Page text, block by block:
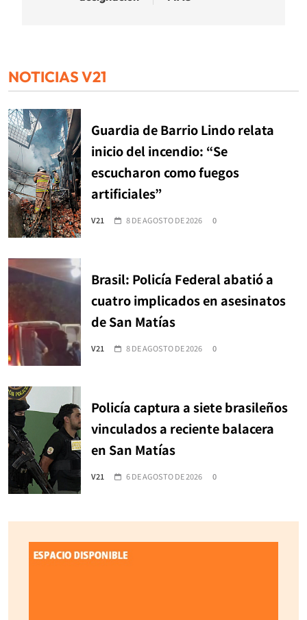
NOTICIAS V21
Guardia de Barrio Lindo relata
inicio del incendio: “Se
escucharon como fuegos
artificiales”
V21 8 DE AGOSTO DE 2026 0
Brasil: Policía Federal abatió a
cuatro implicados en asesinatos
de San Matías
V21 8 DE AGOSTO DE 2026 0
Policía captura a siete brasileños
vinculados a reciente balacera
en San Matías
V21 6 DE AGOSTO DE 2026 0